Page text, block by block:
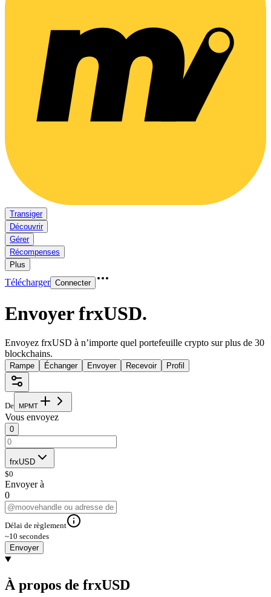
Transiger
Découvrir
Gérer
Récompenses
Plus
Télécharger Connecter
Envoyer frxUSD.
Envoyez frxUSD à n’importe quel portefeuille crypto sur plus de 30
blockchains.
Rampe Échanger Envoyer Recevoir Profil
De MPMT
Vous envoyez
0
frxUSD
$0
Envoyer à
0
Délai de règlement
~10 secondes
Envoyer
À propos de frxUSD